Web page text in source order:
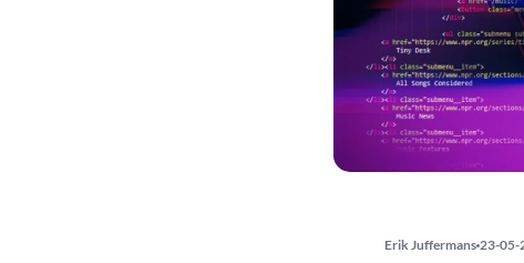
Erik Juffermans 23-05-